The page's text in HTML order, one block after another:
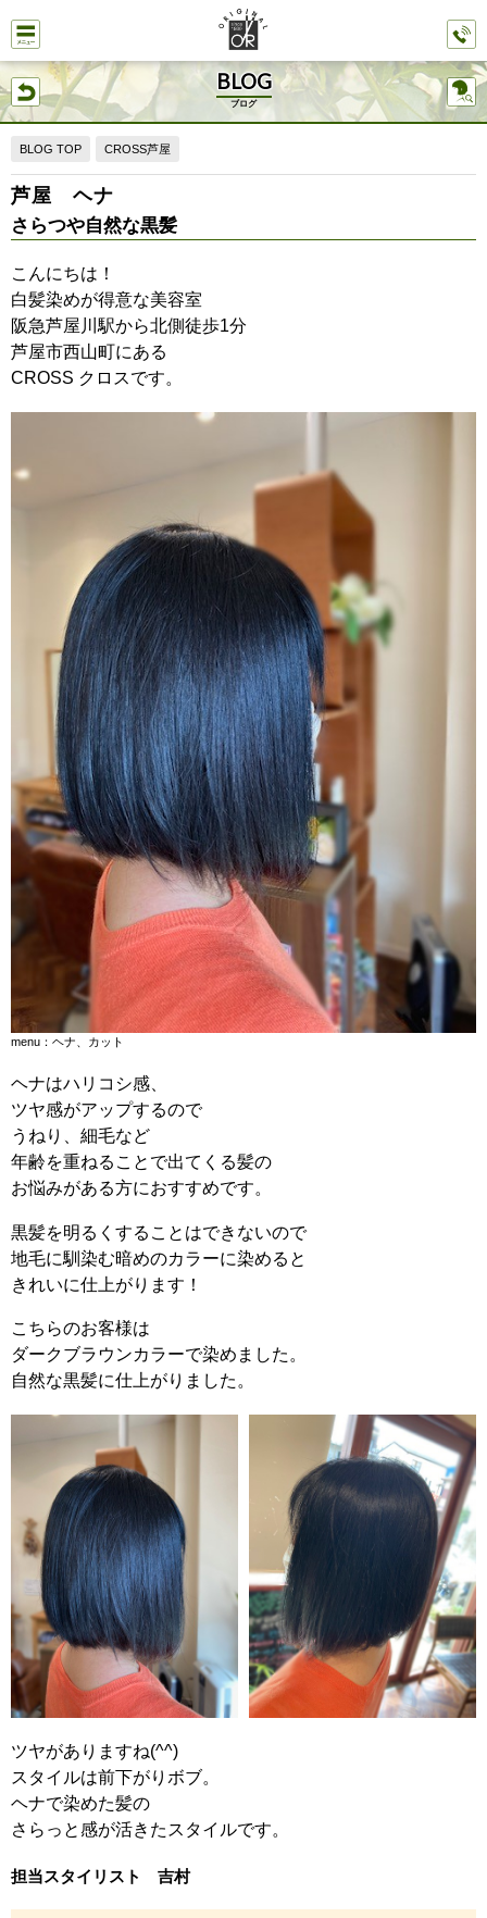
BLOG
ブログ
BLOG TOP CROSS芦屋
芦屋 ヘナ
さらつや自然な黒髪
こんにちは！
白髪染めが得意な美容室
阪急芦屋川駅から北側徒歩1分
芦屋市西山町にある
CROSS クロスです。
menu：ヘナ、カット
ヘナはハリコシ感、
ツヤ感がアップするので
うねり、細毛など
年齢を重ねることで出てくる髪の
お悩みがある方におすすめです。
黒髪を明るくすることはできないので
地毛に馴染む暗めのカラーに染めると
きれいに仕上がります！
こちらのお客様は
ダークブラウンカラーで染めました 。
自然な黒髪に仕上がりました。
ツヤがありますね(^^)
スタイルは前下がりボブ。
ヘナで染めた髪の
さらっと感が活きた スタイルです。
担当スタイリスト 吉村